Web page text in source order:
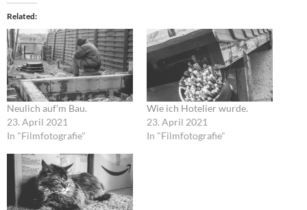
Related
Neulich auf’m Bau.
23. April 2021
In "Filmfotografie"
Wie ich Hotelier wurde.
23. April 2021
In "Filmfotografie"